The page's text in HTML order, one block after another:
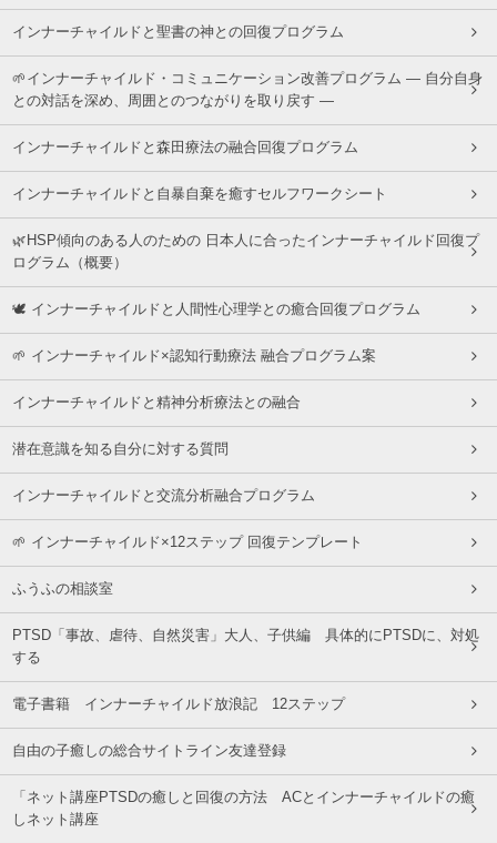
インナーチャイルドと聖書の神との回復プログラム
🌱インナーチャイルド・コミュニケーション改善プログラム ― 自分自身
との対話を深め、周囲とのつながりを取り戻す ―
インナーチャイルドと森田療法の融合回復プログラム
インナーチャイルドと自暴自棄を癒すセルフワークシート
🌿HSP傾向のある人のための 日本人に合ったインナーチャイルド回復プ
ログラム（概要）
🕊 インナーチャイルドと人間性心理学との癒合回復プログラム
🌱 インナーチャイルド×認知行動療法 融合プログラム案
インナーチャイルドと精神分析療法との融合
潜在意識を知る自分に対する質問
インナーチャイルドと交流分析融合プログラム
🌱 インナーチャイルド×12ステップ 回復テンプレート
ふうふの相談室
PTSD「事故、虐待、自然災害」大人、子供編 具体的にPTSDに、対処
する
電子書籍 インナーチャイルド放浪記 12ステップ
自由の子癒しの総合サイトライン友達登録
「ネット講座PTSDの癒しと回復の方法 ACとインナーチャイルドの癒
しネット講座